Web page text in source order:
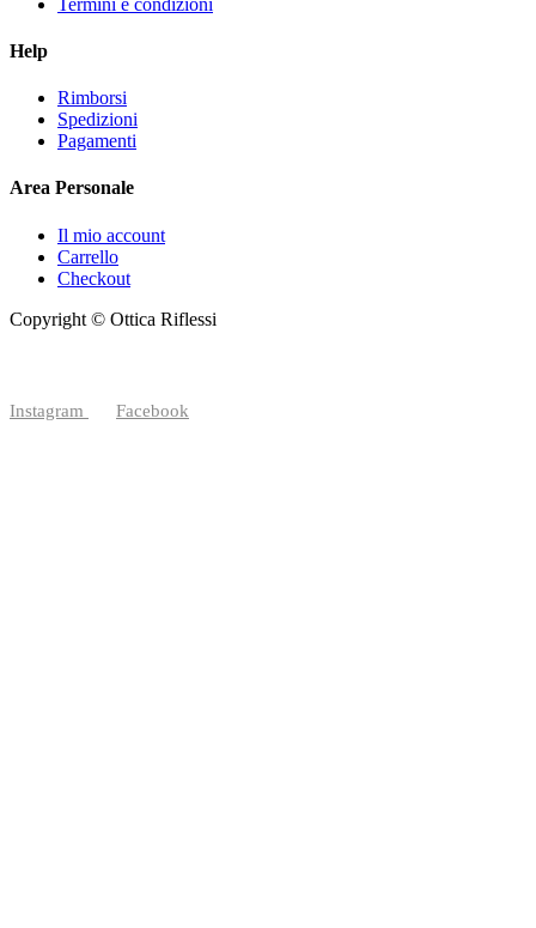
Help
Rimborsi
Spedizioni
Pagamenti
Area Personale
Il mio account
Carrello
Checkout
Copyright © Ottica Riflessi
Instagram Facebook